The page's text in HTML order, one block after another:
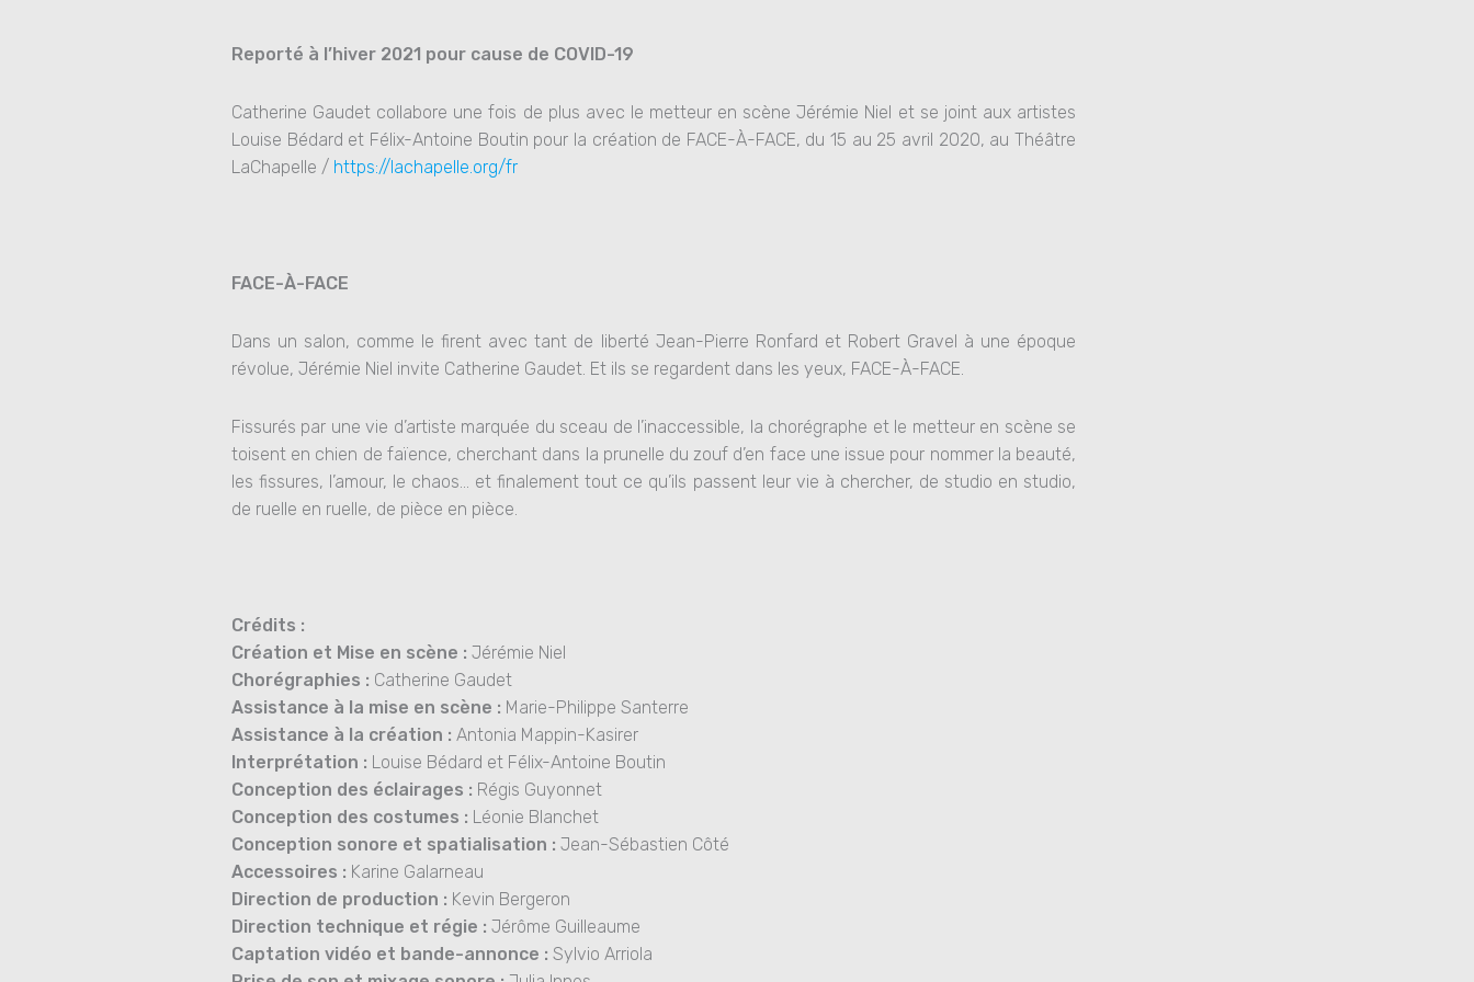
Reporté à l’hiver 2021 pour cause de COVID-19
Catherine Gaudet collabore une fois de plus avec le metteur en scène Jérémie Niel et se joint aux artistes
Louise Bédard et Félix-Antoine Boutin pour la création de FACE-À-FACE, du 15 au 25 avril 2020, au Théâtre
LaChapelle / https://lachapelle.org/fr
FACE-À-FACE
Dans un salon, comme le firent avec tant de liberté Jean-Pierre Ronfard et Robert Gravel à une époque
révolue, Jérémie Niel invite Catherine Gaudet. Et ils se regardent dans les yeux, FACE-À-FACE.
Fissurés par une vie d’artiste marquée du sceau de l’inaccessible, la chorégraphe et le metteur en scène se
toisent en chien de faïence, cherchant dans la prunelle du zouf d’en face une issue pour nommer la beauté,
les fissures, l’amour, le chaos… et finalement tout ce qu’ils passent leur vie à chercher, de studio en studio,
de ruelle en ruelle, de pièce en pièce.
Crédits :
Création et Mise en scène : Jérémie Niel
Chorégraphies : Catherine Gaudet
Assistance à la mise en scène : Marie-Philippe Santerre
Assistance à la création : Antonia Mappin-Kasirer
Interprétation : Louise Bédard et Félix-Antoine Boutin
Conception des éclairages : Régis Guyonnet
Conception des costumes : Léonie Blanchet
Conception sonore et spatialisation : Jean-Sébastien Côté
Accessoires : Karine Galarneau
Direction de production : Kevin Bergeron
Direction technique et régie : Jérôme Guilleaume
Captation vidéo et bande-annonce : Sylvio Arriola